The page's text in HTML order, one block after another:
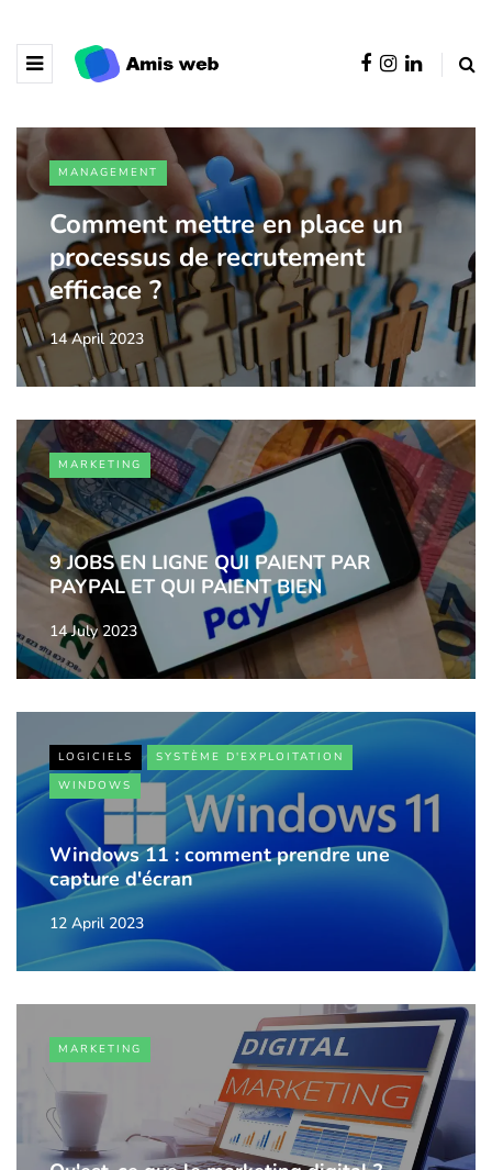
MANAGEMENT
Comment mettre en place un
processus de recrutement
efficace ?
14 April 2023
MARKETING
9 JOBS EN LIGNE QUI PAIENT PAR
PAYPAL ET QUI PAIENT BIEN
14 July 2023
LOGICIELS
SYSTÈME D'EXPLOITATION
WINDOWS
Windows 11 : comment prendre une
capture d'écran
12 April 2023
MARKETING